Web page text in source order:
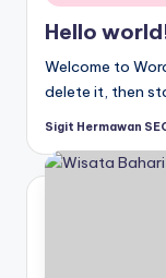
in
Hello
Welcome to
delete it, then
Posted
Sigit Hermawan